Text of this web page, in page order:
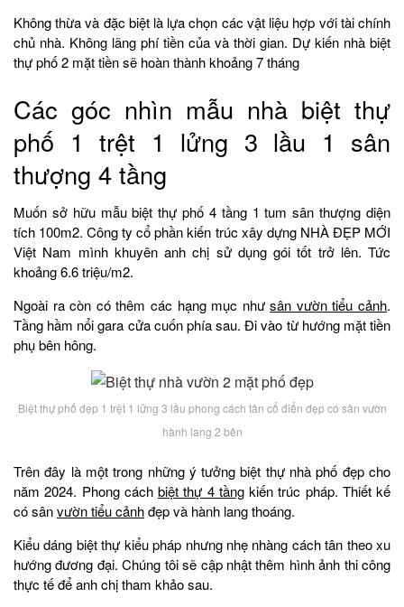
Không thừa và đặc biệt là lựa chọn các vật liệu hợp với tài chính
chủ nhà. Không lãng phí tiền của và thời gian. Dự kiến nhà biệt
thự phố 2 mặt tiền sẽ hoàn thành khoảng 7 tháng
Các góc nhìn mẫu nhà biệt thự
phố 1 trệt 1 lửng 3 lầu 1 sân
thượng 4 tầng
Muốn sở hữu mẫu biệt thự phố 4 tầng 1 tum sân thượng diện
tích 100m2. Công ty cổ phần kiến trúc xây dựng NHÀ ĐẸP MỚI
Việt Nam mình khuyên anh chị sử dụng gói tốt trở lên. Tức
khoảng 6.6 triệu/m2.
Ngoài ra còn có thêm các hạng mục nhưsân vườn tiểu cảnh.
Tầng hầm nổi gara cửa cuốn phía sau. Đi vào từ hướng mặt tiền
phụ bên hông.
Biệt thự phố đẹp 1 trệt 1 lửng 3 lầu phong cách tân cổ điển đẹp có sân vườn
hành lang 2 bên
Trên đây là một trong những ý tưởng biệt thự nhà phố đẹp cho
năm 2024. Phong cách biệt thự 4 tầngkiến trúc pháp. Thiết kế
có sânvườn tiểu cảnhđẹp và hành lang thoáng.
Kiểu dáng biệt thự kiểu pháp nhưng nhẹ nhàng cách tân theo xu
hướng đương đại. Chúng tôi sẽ cập nhật thêm hình ảnh thi công
thực tế để anh chị tham khảo sau.